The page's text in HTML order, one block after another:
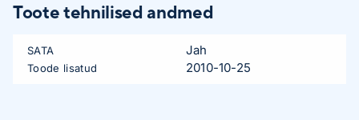
Toote tehnilised andmed
SATA Jah
Toode lisatud 2010-10-25